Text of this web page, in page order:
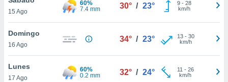
y
en
más
15 Ago
60%
7.4 mm
30° / 23° 9- 28
km/h
Domingo
16 Ago
34° / 23° 13- 30
km/h
Lunes
17 Ago
60%
0.2 mm
32° / 24° 11 - 26
km/h